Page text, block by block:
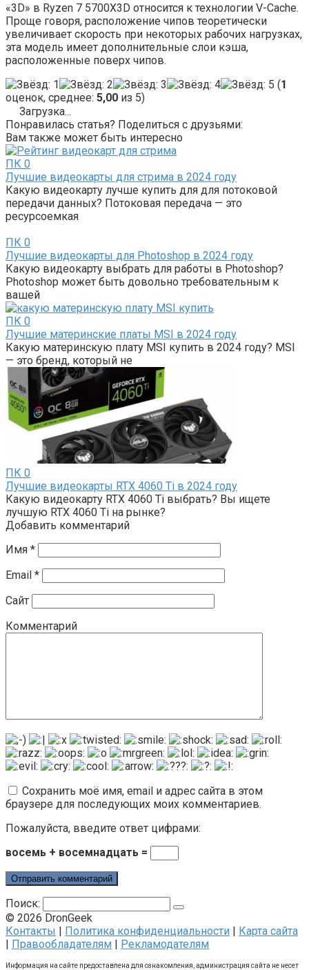
«3D» в Ryzen 7 5700X3D относится к технологии V-Cache.
Проще говоря, расположение чипов теоретически
увеличивает скорость при некоторых рабочих нагрузках,
эта модель имеет дополнительные слои кэша,
расположенные поверх чипов.
(1
оценок, среднее: 5,00 из 5)
Загрузка...
Понравилась статья? Поделиться с друзьями:
Вам также может быть интересно
ПК 0
Лучшие видеокарты для стрима в 2024 году
Какую видеокарту лучше купить для для потоковой
передачи данных? Потоковая передача — это
ресурсоемкая
ПК 0
Лучшие видеокарты для Photoshop в 2024 году
Какую видеокарту выбрать для работы в Photoshop?
Photoshop может быть довольно требовательным к
вашей
ПК 0
Лучшие материнские платы MSI в 2024 году
Какую материнскую плату MSI купить в 2024 году? MSI
— это бренд, который не
ПК 0
Лучшие видеокарты RTX 4060 Ti в 2024 году
Какую видеокарту RTX 4060 Ti выбрать? Вы ищете
лучшую RTX 4060 Ti на рынке?
Добавить комментарий
Имя *
Email *
Сайт
Комментарий
Сохранить моё имя, email и адрес сайта в этом
браузере для последующих моих комментариев.
Пожалуйста, введите ответ цифрами:
восемь + восемнадцать =
Поиск:
© 2026 DronGeek
Контакты | Политика конфиденциальности | Карта сайта
| Правообладателям | Рекламодателям
Информация на сайте предоставлена для ознакомления, администрация сайта не несет